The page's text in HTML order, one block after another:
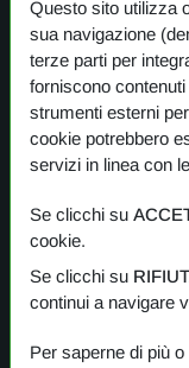
Questo sito utilizza
sua navigazione
terze parti per
forniscono
strumenti esterni
cookie potrebbero
servizi in linea con
Se clicchi su
cookie.
Se clicchi su
continui a navigare
Per saperne di più